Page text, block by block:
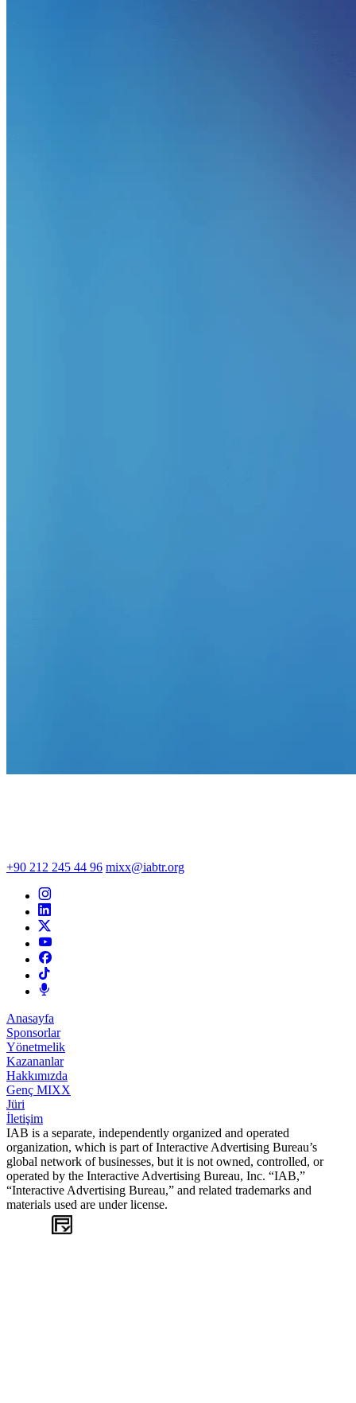
+90 212 245 44 96 mixx@iabtr.org
Anasayfa
Sponsorlar
Yönetmelik
Kazananlar
Hakkımızda
Genç MIXX
Jüri
İletişim
IAB is a separate, independently organized and operated
organization, which is part of Interactive Advertising Bureau’s
global network of businesses, but it is not owned, controlled, or
operated by the Interactive Advertising Bureau, Inc. “IAB,”
“Interactive Advertising Bureau,” and related trademarks and
materials used are under license.